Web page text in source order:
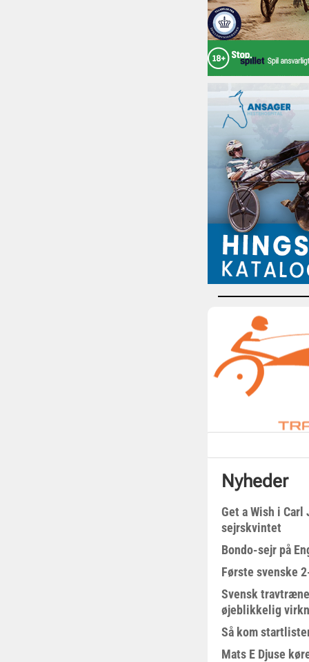
Nyheder
Get a Wish i Carl
sejrskvintet
Bondo-sejr på
Første svenske
Svensk
øjeblikkelig
Så kom
Mats E Djuse